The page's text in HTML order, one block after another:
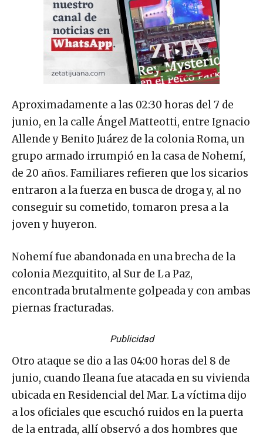
Aproximadamente a las 02:30 horas del 7 de
junio, en la calle Ángel Matteotti, entre Ignacio
Allende y Benito Juárez de la colonia Roma, un
grupo armado irrumpió en la casa de Nohemí,
de 20 años. Familiares refieren que los sicarios
entraron a la fuerza en busca de droga y, al no
conseguir su cometido, tomaron presa a la
joven y huyeron.
Nohemí fue abandonada en una brecha de la
colonia Mezquitito, al Sur de La Paz,
encontrada brutalmente golpeada y con ambas
piernas fracturadas.
Publicidad
Otro ataque se dio a las 04:00 horas del 8 de
junio, cuando Ileana fue atacada en su vivienda
ubicada en Residencial del Mar. La víctima dijo
a los oficiales que escuchó ruidos en la puerta
de la entrada, allí observó a dos hombres que